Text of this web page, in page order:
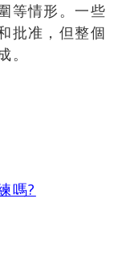
等情形。一些
批准，但整個
。
嗎?